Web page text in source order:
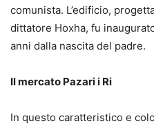
comunista. L’edificio,
dittatore Hoxha, fu
anni dalla nascita del padre.
Il mercato Pazari i Ri
In questo caratteristico e